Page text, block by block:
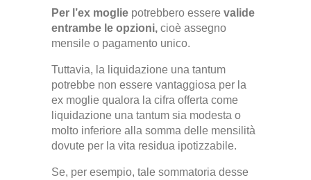
Per l’ex moglie potrebbero essere valide
entrambe le opzioni, cioè assegno
mensile o pagamento unico.
Tuttavia, la liquidazione una tantum
potrebbe non essere vantaggiosa per la
ex moglie qualora la cifra offerta come
liquidazione una tantum sia modesta o
molto inferiore alla somma delle mensilità
dovute per la vita residua ipotizzabile.
Se, per esempio, tale sommatoria desse